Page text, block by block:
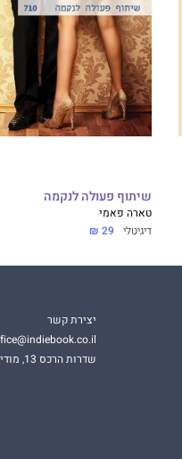
שיתוף פעולה לנקמה
טארה פאמי
דיגיטלי 29 ₪
יצירת קשר
שדרות הרכס 13, מודיעין